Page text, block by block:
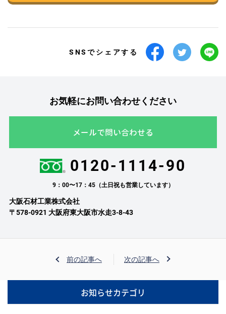
SNSでシェアする
お気軽にお問い合わせください
メールで問い合わせる
0120-1114-90
9：00〜17：45（土日祝も営業しています）
大阪石材工業株式会社
〒578-0921 大阪府東大阪市水走3-8-43
前の記事へ 次の記事へ
お知らせカテゴリ